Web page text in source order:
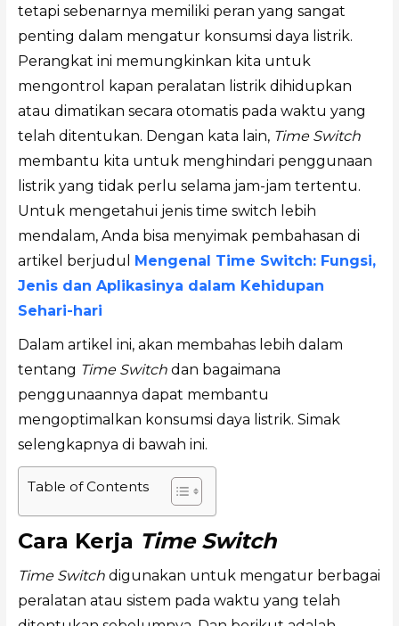
tetapi sebenarnya memiliki peran yang sangat
penting dalam mengatur konsumsi daya listrik.
Perangkat ini memungkinkan kita untuk
mengontrol kapan peralatan listrik dihidupkan
atau dimatikan secara otomatis pada waktu yang
telah ditentukan. Dengan kata lain, Time Switch
membantu kita untuk menghindari penggunaan
listrik yang tidak perlu selama jam-jam tertentu.
Untuk mengetahui jenis time switch lebih
mendalam, Anda bisa menyimak pembahasan di
artikel berjudul Mengenal Time Switch: Fungsi,
Jenis dan Aplikasinya dalam Kehidupan
Sehari-hari
Dalam artikel ini, akan membahas lebih dalam
tentang Time Switchdan bagaimana
penggunaannya dapat membantu
mengoptimalkan konsumsi daya listrik. Simak
selengkapnya di bawah ini.
Table of Contents
Cara Kerja Time Switch
Time Switchdigunakan untuk mengatur berbagai
peralatan atau sistem pada waktu yang telah